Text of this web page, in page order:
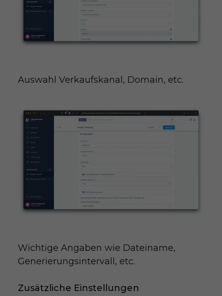
Auswahl Verkaufskanal, Domain, etc.
Wichtige Angaben wie Dateiname,
Generierungsintervall, etc.
Zusätzliche Einstellungen